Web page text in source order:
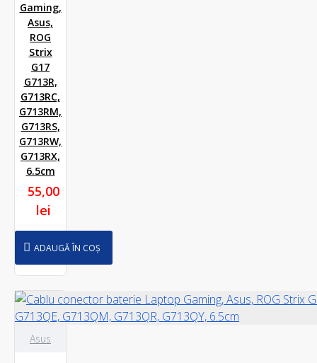
Gaming,
Asus,
ROG
Strix
G17
G713R,
G713RC,
G713RM,
G713RS,
G713RW,
G713RX,
6.5cm
55,00
lei
ADAUGĂ ÎN COȘ
Asus